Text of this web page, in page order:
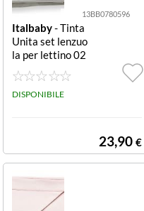
13BB0780596
Italbaby- Tinta
Unita set lenzuo
la per lettino 02
0 1010 05 Bian
co completo
DISPONIBILE
23,90 €